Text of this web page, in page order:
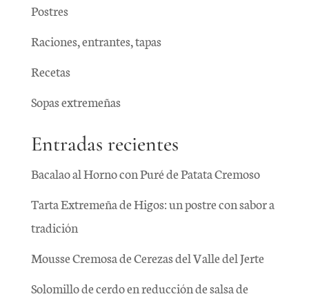
Postres
Raciones, entrantes, tapas
Recetas
Sopas extremeñas
Entradas recientes
Bacalao al Horno con Puré de Patata Cremoso
Tarta Extremeña de Higos: un postre con sabor a
tradición
Mousse Cremosa de Cerezas del Valle del Jerte
Solomillo de cerdo en reducción de salsa de